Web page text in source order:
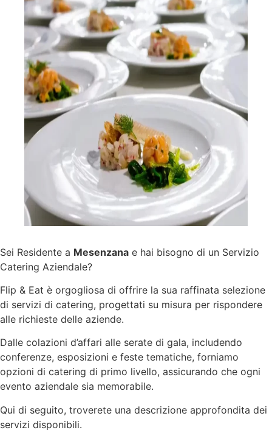
Sei Residente a Mesenzana e hai bisogno di un Servizio
Catering Aziendale?
Flip & Eat è orgogliosa di offrire la sua raffinata selezione
di servizi di catering, progettati su misura per rispondere
alle richieste delle aziende.
Dalle colazioni d’affari alle serate di gala, includendo
conferenze, esposizioni e feste tematiche, forniamo
opzioni di catering di primo livello, assicurando che ogni
evento aziendale sia memorabile.
Qui di seguito, troverete una descrizione approfondita dei
servizi disponibili.